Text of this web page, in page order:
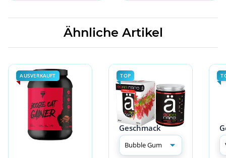
Ähnliche Artikel
AUSVERKAUFT TOP
Geschmack